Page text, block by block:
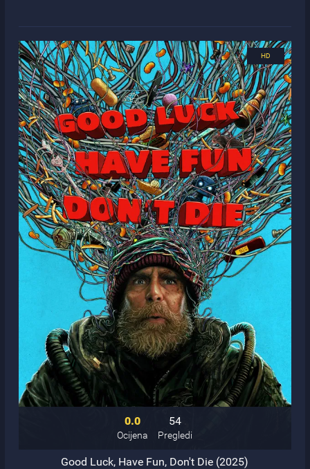
0.0
Ocijena
54
Pregledi
Good Luck, Have Fun, Don't Die (2025)